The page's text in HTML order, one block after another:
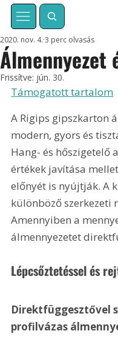
Álmennyezet
2020. nov. 4. 3 perc olvasás
Frissítve: jún. 30.
Támogatott tartalom
A Rigips gipszkarton
modern, gyors és
Hang- és hőszigetelő
értékek javítása
előnyét is nyújtják. A
különböző szerkezeti
Amennyiben a
álmennyezetet
Lépcsőztetéssel és
Direktfüggesztővel
profilvázas